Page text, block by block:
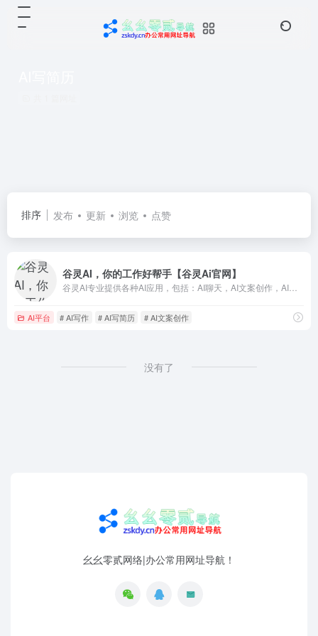
排序 发布 更新 浏览 点赞
谷灵AI，你的工作好帮手【谷灵Ai官网】
AI平台 # AI写作 # AI写简历 # AI文案创作
没有了
幺幺零贰网络|办公常用网址导航！